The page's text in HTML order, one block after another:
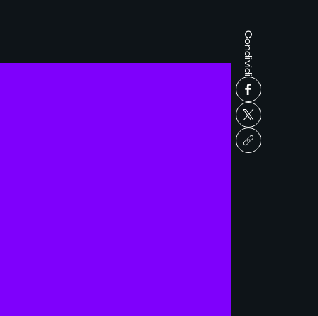
Condividi